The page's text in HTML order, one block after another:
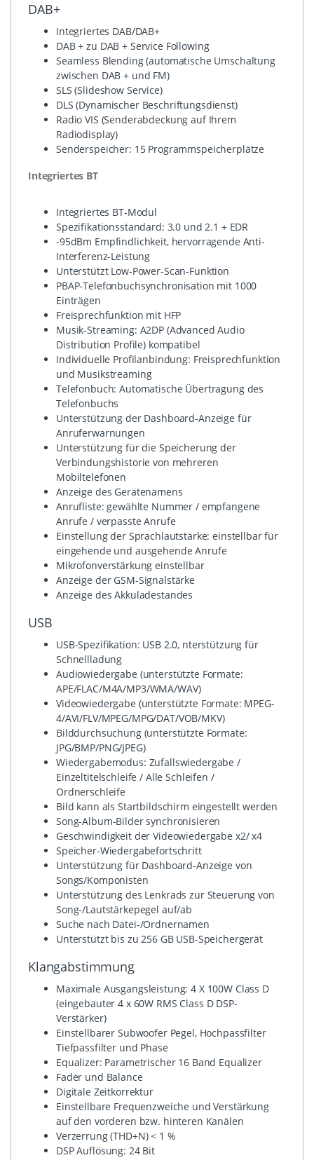
DAB+
Integriertes DAB/DAB+
DAB + zu DAB + Service Following
Seamless Blending (automatische Umschaltung
zwischen DAB + und FM)
SLS (Slideshow Service)
DLS (Dynamischer Beschriftungsdienst)
Radio VIS (Senderabdeckung auf Ihrem
Radiodisplay)
Senderspeicher: 15 Programmspeicherplätze
Integriertes BT
Integriertes BT-Modul
Spezifikationsstandard: 3.0 und 2.1 + EDR
-95dBm Empfindlichkeit, hervorragende Anti-
Interferenz-Leistung
Unterstützt Low-Power-Scan-Funktion
PBAP-Telefonbuchsynchronisation mit 1000
Einträgen
Freisprechfunktion mit HFP
Musik-Streaming: A2DP (Advanced Audio
Distribution Profile) kompatibel
Individuelle Profilanbindung: Freisprechfunktion
und Musikstreaming
Telefonbuch: Automatische Übertragung des
Telefonbuchs
Unterstützung der Dashboard-Anzeige für
Anruferwarnungen
Unterstützung für die Speicherung der
Verbindungshistorie von mehreren
Mobiltelefonen
Anzeige des Gerätenamens
Anrufliste: gewählte Nummer / empfangene
Anrufe / verpasste Anrufe
Einstellung der Sprachlautstärke: einstellbar für
eingehende und ausgehende Anrufe
Mikrofonverstärkung einstellbar
Anzeige der GSM-Signalstärke
Anzeige des Akkuladestandes
USB
USB-Spezifikation: USB 2.0, nterstützung für
Schnellladung
Audiowiedergabe (unterstützte Formate:
APE/FLAC/M4A/MP3/WMA/WAV)
Videowiedergabe (unterstützte Formate: MPEG-
4/AVI/FLV/MPEG/MPG/DAT/VOB/MKV)
Bilddurchsuchung (unterstützte Formate:
JPG/BMP/PNG/JPEG)
Wiedergabemodus: Zufallswiedergabe /
Einzeltitelschleife / Alle Schleifen /
Ordnerschleife
Bild kann als Startbildschirm eingestellt werden
Song-Album-Bilder synchronisieren
Geschwindigkeit der Videowiedergabe x2/ x4
Speicher-Wiedergabefortschritt
Unterstützung für Dashboard-Anzeige von
Songs/Komponisten
Unterstützung des Lenkrads zur Steuerung von
Song-/Lautstärkepegel auf/ab
Suche nach Datei-/Ordnernamen
Unterstützt bis zu 256 GB USB-Speichergerät
Klangabstimmung
Maximale Ausgangsleistung: 4 X 100W Class D
(eingebauter 4 x 60W RMS Class D DSP-
Verstärker)
Einstellbarer Subwoofer Pegel, Hochpassfilter
Tiefpassfilter und Phase
Equalizer: Parametrischer 16 Band Equalizer
Fader und Balance
Digitale Zeitkorrektur
Einstellbare Frequenzweiche und Verstärkung
auf den vorderen bzw. hinteren Kanälen
Verzerrung (THD+N) < 1 %
DSP Auflösung: 24 Bit